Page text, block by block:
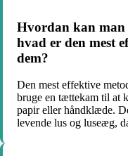
Hvordan kan man
hvad er den mest
dem?
Den mest effektive
bruge en tættekam til at
papir eller håndklæde.
levende lus og luseæg,